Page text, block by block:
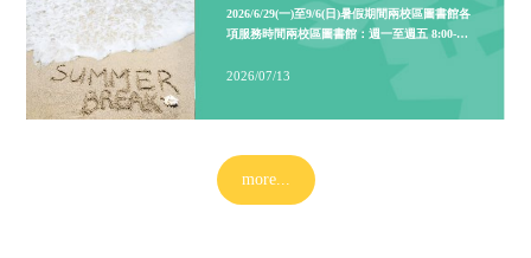
月14日 (五) 清潔期間影響範圍城中第
室： 清潔作業期間全面「暫停開放」
櫃： 因配合地板打蠟作業，為維護大
B1 置物櫃的相關問題，請撥打校內分機
【城中校區第五大樓閱覽室施工公告
more...